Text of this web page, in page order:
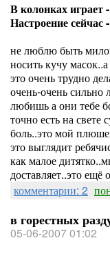
В колонках играет -
Настроение сейчас -
не люблю быть
носить кучу
это очень трудно
очень-очень
любишь а они тебе
точно есть на
боль..это мой
это выглядит
как малое
доставляет..это ещё
комментарии: 2
в горестных
05-06-2007 01:02